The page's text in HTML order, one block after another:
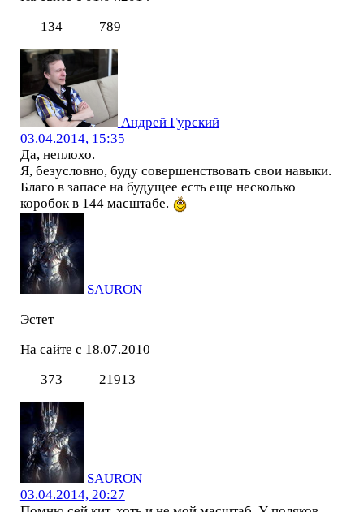
134
789
Андрей Гурский
03.04.2014, 15:35
Да, неплохо.
Я, безусловно, буду совершенствовать свои навыки.
Благо в запасе на будущее есть еще несколько
коробок в 144 масштабе.
SAURON
Эстет
На сайте с 18.07.2010
373
21913
SAURON
03.04.2014, 20:27